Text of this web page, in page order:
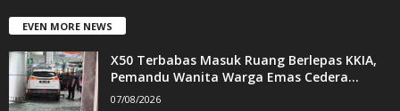
EVEN MORE NEWS
X50 Terbabas Masuk Ruang Berlepas KKIA,
Pemandu Wanita Warga Emas Cedera...
07/08/2026